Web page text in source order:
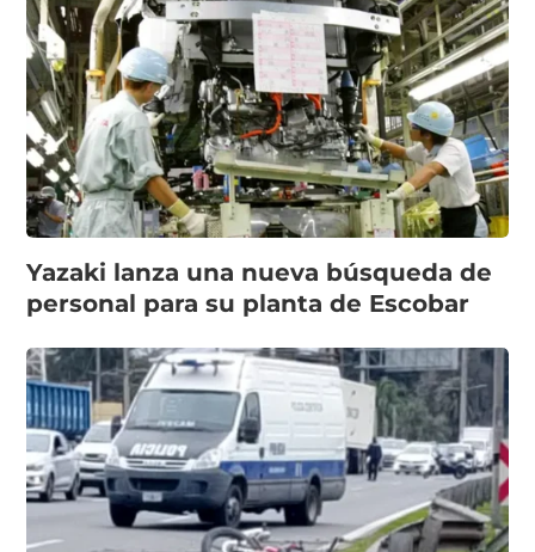
Yazaki lanza una nueva búsqueda de
personal para su planta de Escobar